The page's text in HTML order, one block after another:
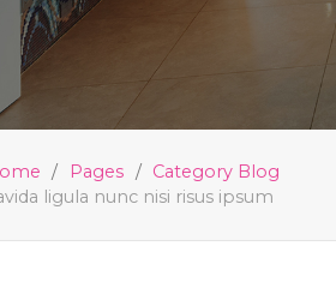
Pages
Category Blog
ligula nunc nisi risus ipsum